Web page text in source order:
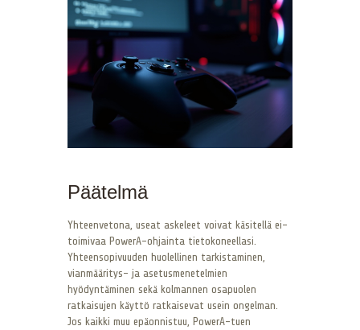
Päätelmä
Yhteenvetona, useat askeleet voivat käsitellä ei-
toimivaa PowerA-ohjainta tietokoneellasi.
Yhteensopivuuden huolellinen tarkistaminen,
vianmääritys- ja asetusmenetelmien
hyödyntäminen sekä kolmannen osapuolen
ratkaisujen käyttö ratkaisevat usein ongelman.
Jos kaikki muu epäonnistuu, PowerA-tuen